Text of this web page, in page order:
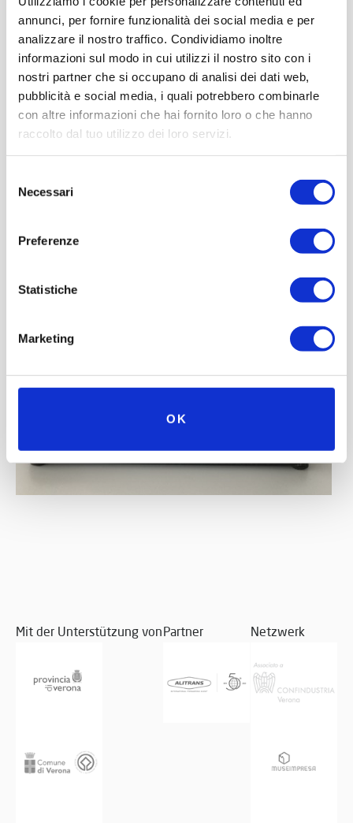
annunci, per fornire funzionalità dei social media e per
analizzare il nostro traffico. Condividiamo inoltre
informazioni sul modo in cui utilizzi il nostro sito con i
nostri partner che si occupano di analisi dei dati web,
pubblicità e social media, i quali potrebbero combinarle
con altre informazioni che hai fornito loro o che hanno
raccolto dal tuo utilizzo dei loro servizi.
delNecessari
Preferenze
Statistiche
Marketing
OK
Mit der Unterstützung vonPartner Netzwerk